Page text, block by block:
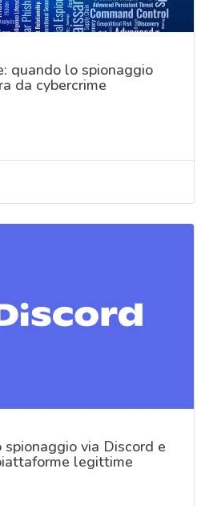
quando lo spionaggio
da cybercrime
via Discord e
legittime